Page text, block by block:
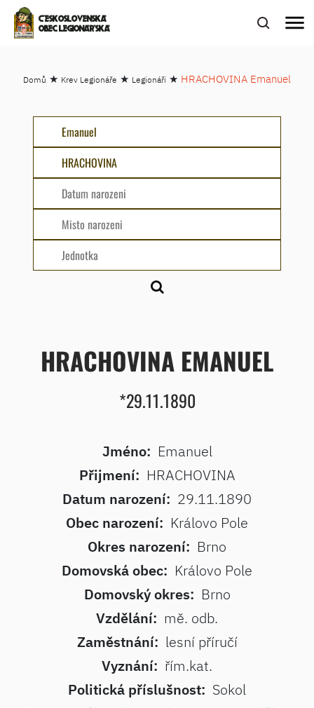
ČESKOSLOVENSKÁ
OBEC LEGIONÁŘSKÁ
menu
Domů ★ Krev Legionáře ★ Legionáři ★ HRACHOVINA Emanuel
HRACHOVINA EMANUEL
*29.11.1890
Jméno: Emanuel
Přijmení: HRACHOVINA
Datum narození: 29.11.1890
Obec narození: Královo Pole
Okres narození: Brno
Domovská obec: Královo Pole
Domovský okres: Brno
Vzdělání: mě. odb.
Zaměstnání: lesní příručí
Vyznání: řím.kat.
Politická příslušnost: Sokol